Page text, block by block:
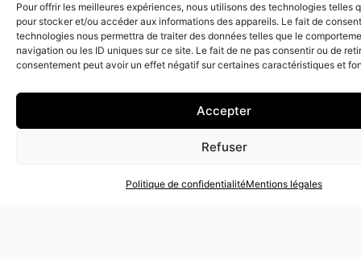
Pour offrir les meilleures expériences, nous utilisons des technologies telles
pour stocker et/ou accéder aux informations des appareils. Le fait de
technologies nous permettra de traiter des données telles que le
navigation ou les ID uniques sur ce site. Le fait de ne pas consentir ou de
consentement peut avoir un effet négatif sur certaines caractéristiques et
Accepter
Refuser
Politique de confidentialitéMentions légales